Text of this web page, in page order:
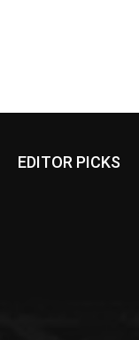
EDITOR PICKS